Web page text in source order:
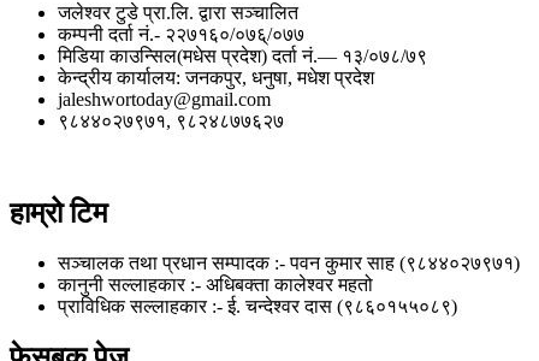
जलेश्वर टुडे प्रा.लि. द्वारा सञ्चालित
कम्पनी दर्ता नं.- २२७१६०/०७६्/०७७
मिडिया काउन्सिल(मधेस प्रदेश) दर्ता नं.— १३/०७८/७९
केन्द्रीय कार्यालय: जनकपुर, धनुषा, मधेश प्रदेश
jaleshwortoday@gmail.com
९८४४०२७९७१, ९८२४८७७६२७
हाम्रो टिम
सञ्चालक तथा प्रधान सम्पादक :- पवन कुमार साह (९८४४०२७९७१)
कानुनी सल्लाहकार :- अधिबक्ता कालेश्वर महतो
प्राविधिक सल्लाहकार :- ई. चन्देश्वर दास (९८६०१५५०८९)